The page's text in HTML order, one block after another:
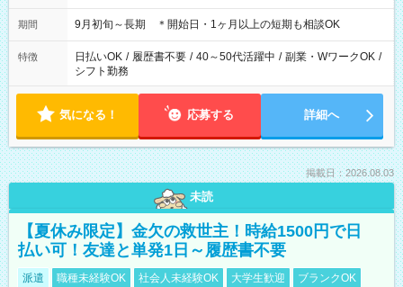
期間 9月初旬～長期 ＊開始日・1ヶ月以上の短期も相談OK
特徴 日払いOK / 履歴書不要 / 40～50代活躍中 / 副業・WワークOK /
シフト勤務
気になる！ 応募する 詳細へ
掲載日：2026.08.03
未読
【夏休み限定】金欠の救世主！時給1500円で日
払い可！友達と単発1日～履歴書不要
派遣 職種未経験OK 社会人未経験OK 大学生歓迎
ブランクOK